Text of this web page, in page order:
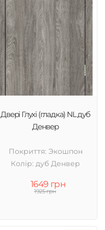
Двері Глухі (гладка) NL дуб
Денвер
Покриття: Экошпон
Колір: дуб Денвер
1649 грн
1925 грн